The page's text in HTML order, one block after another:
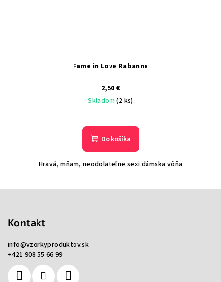
Fame in Love Rabanne
2,50 €
Skladom(2 ks)
Do košíka
Hravá, mňam, neodolateľne sexi dámska vôňa
Kontakt
info@vzorkyproduktov.sk
+421 908 55 66 99